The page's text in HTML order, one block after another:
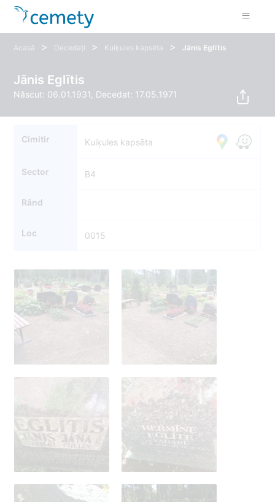
Acasă > Decedați > Kuiķules kapsēta > Jānis Eglītis
Jānis Eglītis
Născut: 06.01.1931, Decedat: 17.05.1971
Cimitir Kuiķules kapsēta
Sector B4
Rând
Loc 0015